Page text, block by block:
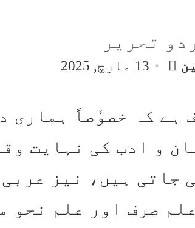
تحریر
Send13 مارچ, 2025
ہے کہ خصوٗصاً ہماری
و ادب کی نہایت
جاتی ہیں، نیز عربی
صرف اور علم نحو